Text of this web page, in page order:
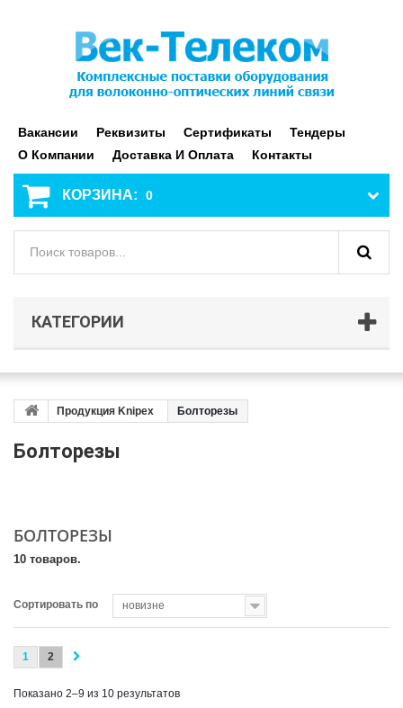
Вакансии Реквизиты Сертификаты
Тендеры
О Компании
Доставка И Оплата Контакты
КОРЗИНА: 0
КАТЕГОРИИ
Продукция Knipex Болторезы
Болторезы
БОЛТОРЕЗЫ
10 товаров.
Сортировать по новизне
1 2
Показано 2–9 из 10 результатов